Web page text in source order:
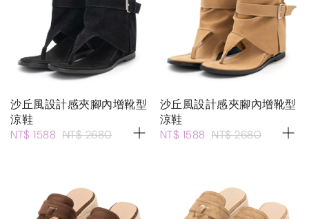
沙丘風設計感夾腳內增靴型
涼鞋
NT$ 1588 NT$ 2680
沙丘風設計感夾腳內增靴型
涼鞋
NT$ 1588 NT$ 2680